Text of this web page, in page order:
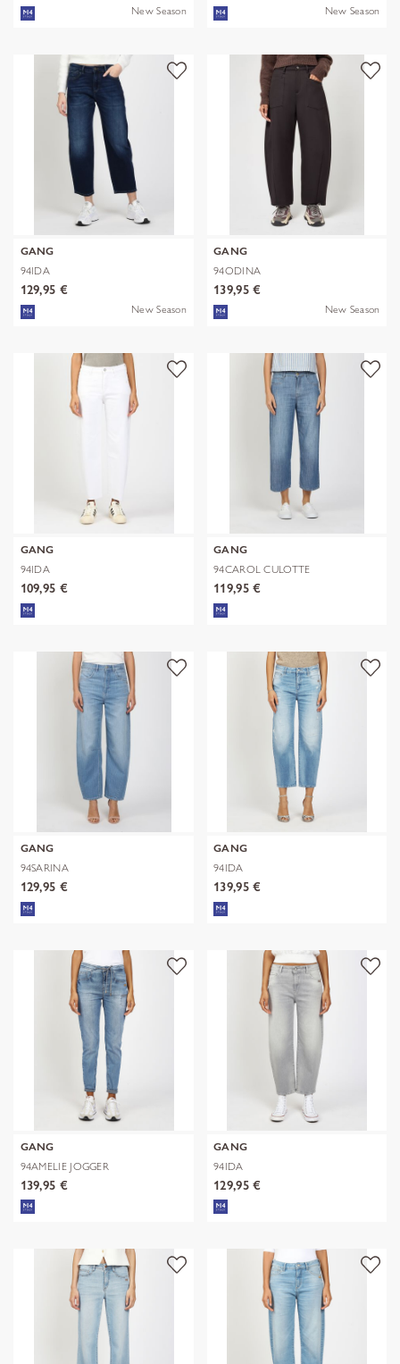
New Season New Season
GANG
94IDA
129,95 €
New Season
GANG
94ODINA
139,95 €
New Season
GANG
94IDA
109,95 €
GANG
94CAROL CULOTTE
119,95 €
GANG
94SARINA
129,95 €
GANG
94IDA
139,95 €
GANG
94AMELIE JOGGER
139,95 €
GANG
94IDA
129,95 €